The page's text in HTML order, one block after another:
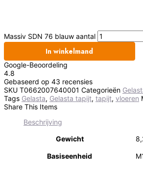
Massiv SDN 76 blauw aantal
In winkelmand
Google-Beoordeling
4.8
Gebaseerd op 43 recensies
SKU T0662007640001 Categorieën
Tags Gelasta, Gelasta tapijt, tapijt, vloeren
Share This Items
Beschrijving
Gewicht
Basiseenheid